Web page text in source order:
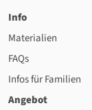
Info
Materialien
FAQs
Infos für Familien
Angebot